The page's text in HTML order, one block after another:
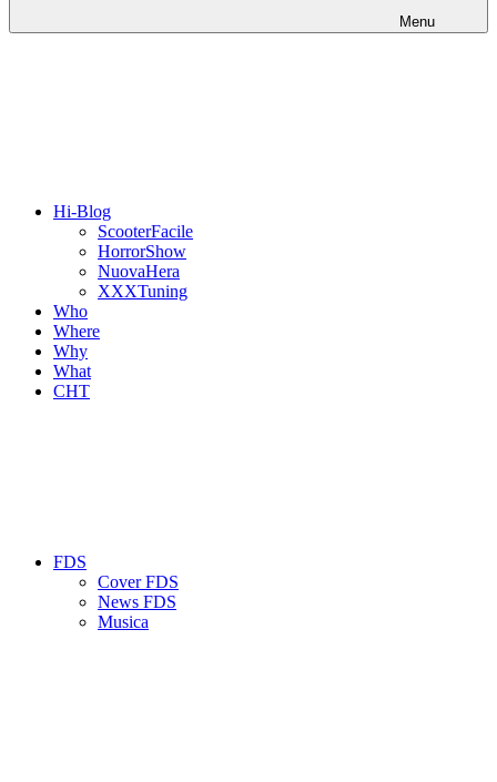
Menu
Hi-Blog
ScooterFacile
HorrorShow
NuovaHera
XXXTuning
Who
Where
Why
What
CHT
FDS
Cover FDS
News FDS
Musica